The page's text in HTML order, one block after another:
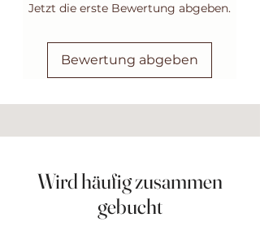
Jetzt die erste Bewertung abgeben.
Bewertung abgeben
Wird häufig zusammen
gebucht